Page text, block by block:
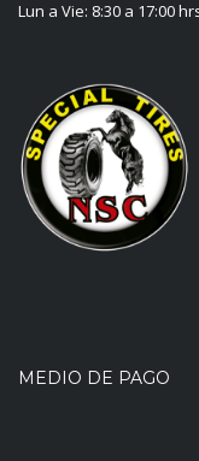
Lun a Vie: 8:30 a 17:00
MEDIO DE PAGO